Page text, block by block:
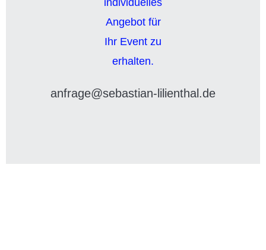
anfrage@sebastian-lilienthal.de